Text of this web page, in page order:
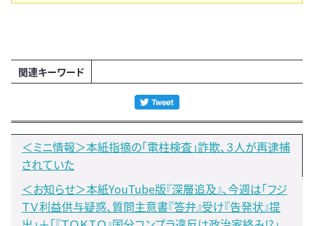
関連キーワード
＜ミニ情報＞本紙指摘の「電柱検査」詐欺、３人が再逮捕
されていた
＜お知らせ＞本紙YouTube版『深層追及』、今週は「フジ
ＴＶ利益供与疑惑、質問主意書『答弁』受け『告発状』提